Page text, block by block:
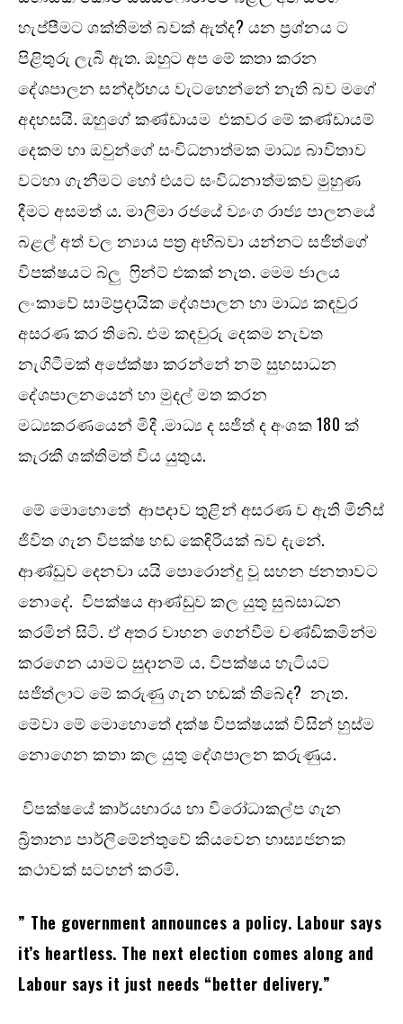
හැප්පීමට ශක්තිමත් බවක් ඇත්ද? යන ප්‍රශ්නය ට
පිළිතුරු ලැබී ඇත. ඔහුට අප මේ කතා කරන
දේශපාලන සන්දර්භය වැටහෙන්නේ නැති බව මගේ
අදහසයි. ඔහුගේ කණ්ඩායම එකවර මේ කණ්ඩායම්
දෙකම හා ඔවුන්ගේ සංවිධනාත්මක මාධ්‍ය බාවිතාව
වටහා ගැනීමට හෝ එයට සංවිධනාත්මකව මුහුණ
දීමට අසමත් ය. මාලිමා රජයේ ව්‍යංග රාජ්‍ය පාලනයේ
බළල් අත් වල න්‍යාය පත්‍ර අභිබවා යන්නට සජිත්ගේ
විපක්ෂයට බ්ලු ෆ්‍රින්ට් එකක් නැත. මෙම ජාලය
ලංකාවේ සාම්ප්‍රදායික දේශපාලන හා මාධ්‍ය කඳවුර
අසරණ කර තිබේ. එම කඳවුරු දෙකම නැවත
නැගිටීමක් අපේක්ෂා කරන්නේ නම් සුභසාධන
දේශපාලනයෙන් හා මුදල් මත කරන
මධ්‍යකරණයෙන් මිදී .මාධ්‍ය ද සජිත් ද අංශක 180 ක්
කැරකී ශක්තිමත් විය යුතුය.
මේ මොහොතේ ආපදාව තුළින් අසරණ ව ඇති මිනිස්
ජිවිත ගැන විපක්ෂ හඬ කෙඳිරියක් බව දැනේ.
ආණ්ඩුව දෙනවා යයි පොරොන්දු වූ සහන ජනතාවට
නොදේ. විපක්ෂය ආණ්ඩුව කල යුතු සුබසාධන
කරමින් සිටි. ඒ අතර වාහන ගෙන්වීම චණ්ඩිකමින්ම
කරගෙන යාමට සුදානම් ය. විපක්ෂය හැටියට
සජිත්ලාට මේ කරුණු ගැන හඬක් තිබේද? නැත.
මේවා මේ මොහොතේ දක්ෂ විපක්ෂයක් විසින් හුස්ම
නොගෙන කතා කල යුතු දේශපාලන කරුණුය.
විපක්ෂයේ කාර්යභාරය හා විරෝධාකල්ප ගැන
බ්‍රිතාන්‍ය පාර්ලිමේන්තුවේ කියවෙන හාස්‍යජනක
කථාවක් සටහන් කරමි.
” The government announces a policy. Labour says
it’s heartless. The next election comes along and
Labour says it just needs “better delivery.”